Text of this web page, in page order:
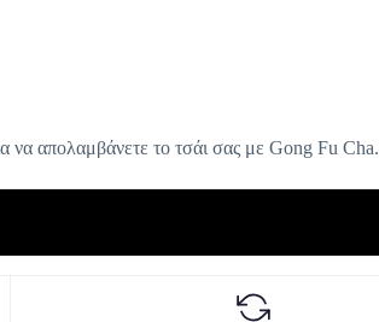
να απολαμβάνετε το τσάι σας με Gong Fu Cha.